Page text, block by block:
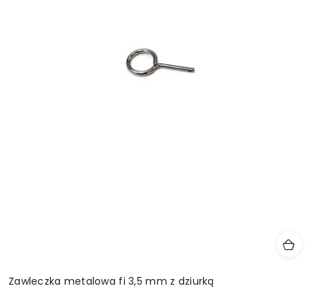
Zawleczka metalowa fi 3,5 mm z dziurką